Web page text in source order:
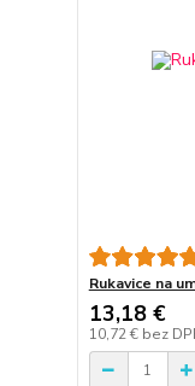
Rukavice na
13,18 €
10,72 € bez